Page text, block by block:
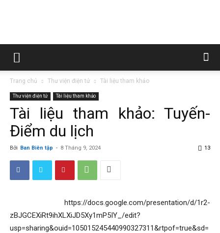
Trường
đẳng
Trang chủ Thư viện điện tử Tài liệu tham khảo
Thư viện điện tử Tài liệu tham khảo
Tài liệu tham khảo: Tuyến-
Điểm du lịch
Bởi Ban Biên tập - 8 Tháng 9, 2024 13
https://docs.google.com/presentation/d/1r2-
zBJGCEXiRt9ihXLXiJD5Xy1mP5IY_/edit?
usp=sharing&ouid=105015245440990327311&rtpof=true&sd=